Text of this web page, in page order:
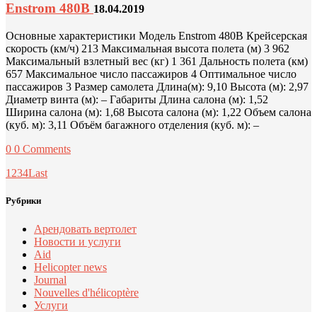
Enstrom 480B 18.04.2019
Основные характеристики Модель Enstrom 480B Крейсерская
скорость (км/ч) 213 Максимальная высота полета (м) 3 962
Максимальный взлетный вес (кг) 1 361 Дальность полета (км)
657 Максимальное число пассажиров 4 Оптимальное число
пассажиров 3 Размер самолета Длина(м): 9,10 Высота (м): 2,97
Диаметр винта (м): – Габариты Длина салона (м): 1,52
Ширина салона (м): 1,68 Высота салона (м): 1,22 Объем салона
(куб. м): 3,11 Объём багажного отделения (куб. м): –
0 0 Comments
1 234Last
Рубрики
Арендовать вертолет
Новости и услуги
Aid
Helicopter news
Journal
Nouvelles d'hélicoptère
Услуги